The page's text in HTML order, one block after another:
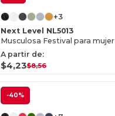
+3
Next Level NL5013
Musculosa Festival para mujer
A partir de:
$4,23$8,56
-40%